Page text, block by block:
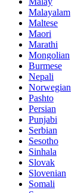
Malayalam
Maltese
Maori
Marathi
Mongolian
Burmese
Nepali
Norwegian
Pashto
Persian
Punjabi
Serbian
Sesotho
Sinhala
Slovak
Slovenian
Somali